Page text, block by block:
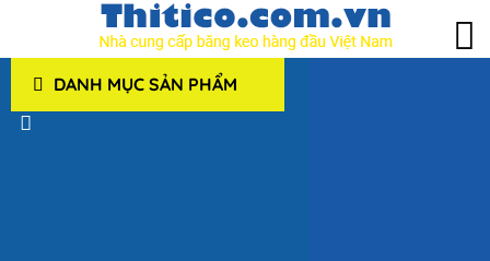
DANH MỤC SẢN PHẨM